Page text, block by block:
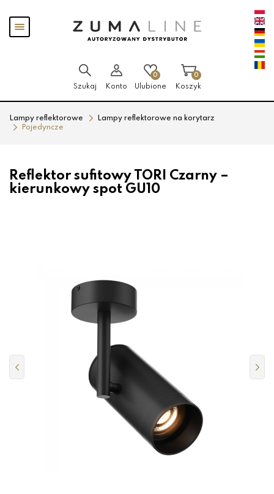
Pokaż
menu
Szukaj Konto
0
Ulubione
0
Koszyk
Lampy reflektorowe
Lampy reflektorowe na korytarz
Pojedyncze
Reflektor sufitowy TORI Czarny –
kierunkowy spot GU10